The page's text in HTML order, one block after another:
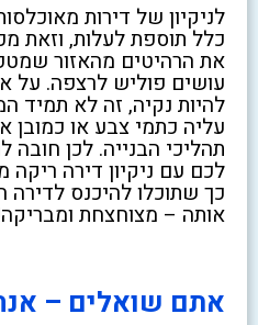
לניקיון של דירות
כלל תוספת לעלות, וזאת
את הרהיטים מהאזור
עושים פוליש לרצפה.
להיות נקיה, זה לא תמיד
עליה כתמי צבע או
תהליכי הבנייה. לכן חובה
לכם עם ניקיון דירה ריקה
כך שתוכלו להיכנס
אותה – מצוחצחת
אתם שואלים –